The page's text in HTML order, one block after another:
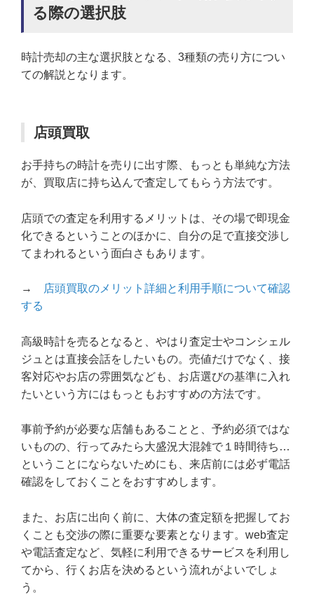
る際の選択肢
時計売却の主な選択肢となる、3種類の売り方につい
ての解説となります。
店頭買取
お手持ちの時計を売りに出す際、もっとも単純な方法
が、買取店に持ち込んで査定してもらう方法です。
店頭での査定を利用するメリットは、その場で即現金
化できるということのほかに、自分の足で直接交渉し
てまわれるという面白さもあります。
→
店頭買取のメリット詳細と利用手順について確認
する
高級時計を売るとなると、やはり査定士やコンシェル
ジュとは直接会話をしたいもの。売値だけでなく、接
客対応やお店の雰囲気なども、お店選びの基準に入れ
たいという方にはもっともおすすめの方法です。
事前予約が必要な店舗もあることと、予約必須ではな
いものの、行ってみたら大盛況大混雑で１時間待ち…
ということにならないためにも、来店前には必ず電話
確認をしておくことをおすすめします。
また、お店に出向く前に、大体の査定額を把握してお
くことも交渉の際に重要な要素となります。web査定
や電話査定など、気軽に利用できるサービスを利用し
てから、行くお店を決めるという流れがよいでしょ
う。